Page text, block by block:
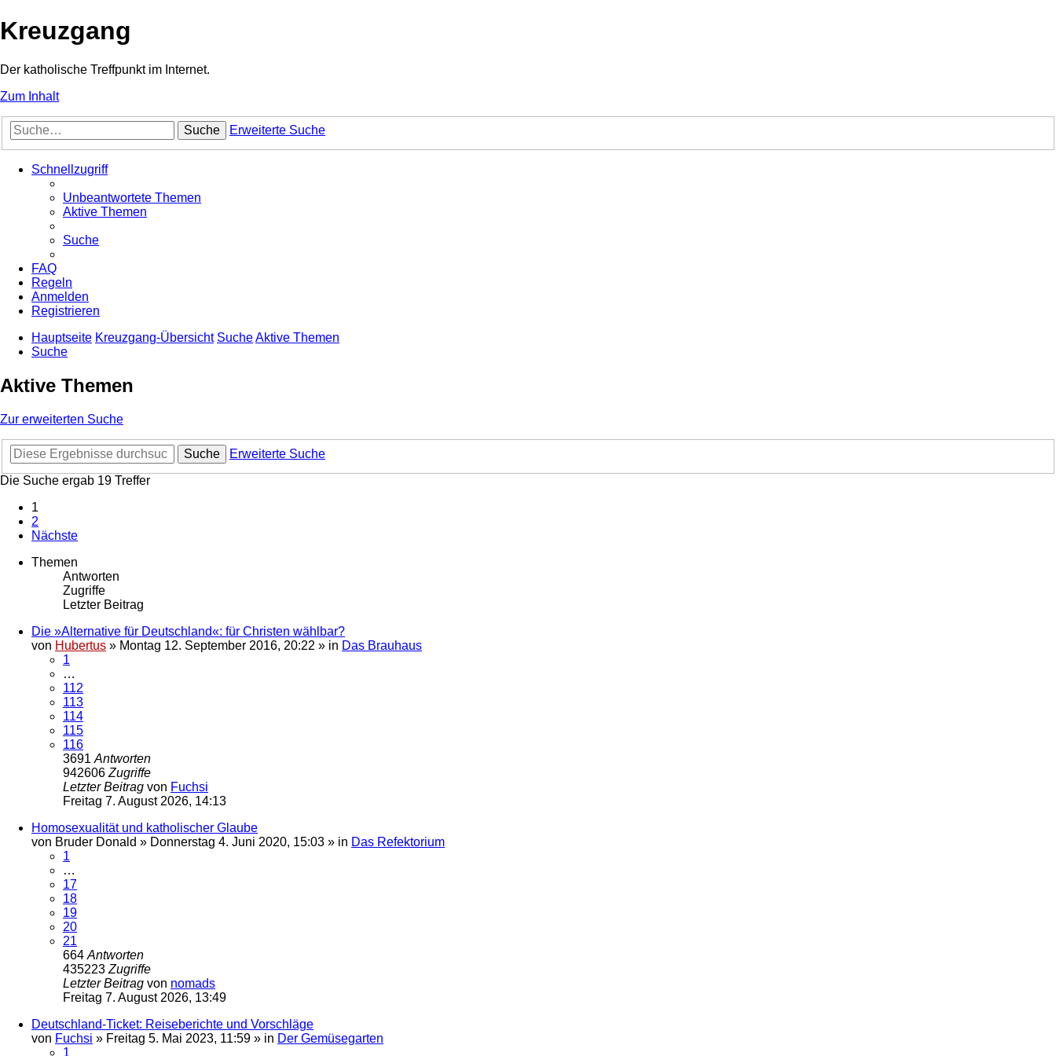
Kreuzgang
Der katholische Treffpunkt im Internet.
Zum Inhalt
Suche Erweiterte Suche
Schnellzugriff
Unbeantwortete Themen
Aktive Themen
Suche
FAQ
Regeln
Anmelden
Registrieren
Hauptseite Kreuzgang-Übersicht SucheAktive Themen
Suche
Aktive Themen
Zur erweiterten Suche
Suche
Erweiterte Suche
Die Suche ergab 19 Treffer
1
2
Nächste
Themen
Antworten
Zugriffe
Letzter Beitrag
Die »Alternative für Deutschland«: für Christen wählbar?
von Hubertus » Montag 12. September 2016, 20:22 » in Das Brauhaus
1
…
112
113
114
115
116
3691 Antworten
942606 Zugriffe
Letzter Beitrag von Fuchsi
Freitag 7. August 2026, 14:13
Homosexualität und katholischer Glaube
von Bruder Donald » Donnerstag 4. Juni 2020, 15:03 » in Das Refektorium
1
…
17
18
19
20
21
664 Antworten
435223 Zugriffe
Letzter Beitrag von nomads
Freitag 7. August 2026, 13:49
Deutschland-Ticket: Reiseberichte und Vorschläge
von Fuchsi » Freitag 5. Mai 2023, 11:59 » in Der Gemüsegarten
1